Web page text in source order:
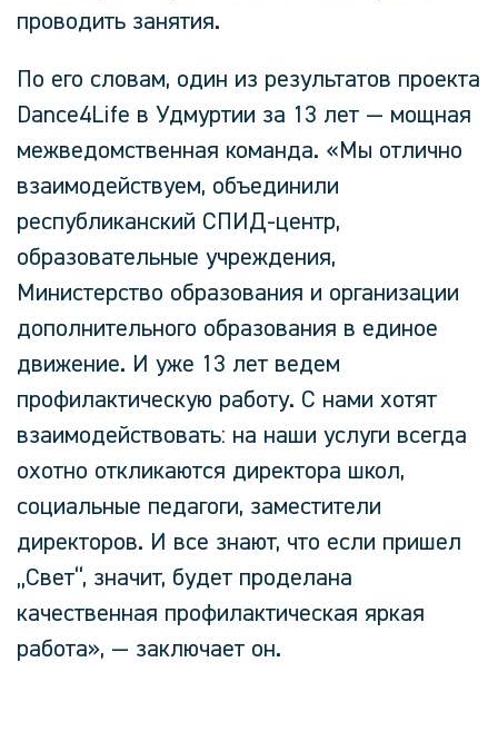
проводить занятия.
По его словам, один из результатов проекта
Dance4Life в Удмуртии за 13 лет — мощная
межведомственная команда. «Мы отлично
взаимодействуем, объединили
республиканский СПИД-центр,
образовательные учреждения,
Министерство образования и организации
дополнительного образования в единое
движение. И уже 13 лет ведем
профилактическую работу. С нами хотят
взаимодействовать: на наши услуги всегда
охотно откликаются директора школ,
социальные педагоги, заместители
директоров. И все знают, что если пришел
„Свет“, значит, будет проделана
качественная профилактическая яркая
работа», — заключает он.